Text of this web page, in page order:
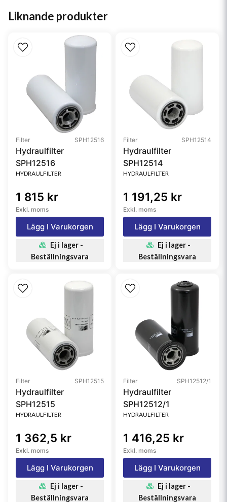
Efficiency Test Std
Emulsified H2O Efficiency
Collapse Burst 10.3 bar (149 psi)
Type Water Separator
Style Spin-On
Media Type Cellulose
Primary Application KOBELCO 25011024
Liknande produkter
Filter SPH12516
Hydraulfilter
SPH12516
HYDRAULFILTER
1 815 kr
Exkl. moms
Lägg I Varukorgen
Ej i lager -
Beställningsvara
Filter SPH12514
Hydraulfilter
SPH12514
HYDRAULFILTER
1 191,25 kr
Exkl. moms
Lägg I Varukorgen
Ej i lager -
Beställningsvara
Filter SPH12515
Hydraulfilter
SPH12515
HYDRAULFILTER
1 362,5 kr
Exkl. moms
Lägg I Varukorgen
Ej i lager -
Beställningsvara
Filter SPH12512/1
Hydraulfilter
SPH12512/1
HYDRAULFILTER
1 416,25 kr
Exkl. moms
Lägg I Varukorgen
Ej i lager -
Beställningsvara